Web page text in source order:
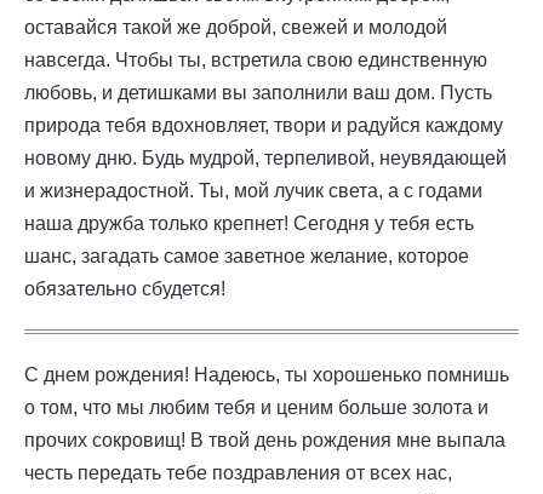
оставайся такой же доброй, свежей и молодой
навсегда. Чтобы ты, встретила свою единственную
любовь, и детишками вы заполнили ваш дом. Пусть
природа тебя вдохновляет, твори и радуйся каждому
новому дню. Будь мудрой, терпеливой, неувядающей
и жизнерадостной. Ты, мой лучик света, а с годами
наша дружба только крепнет! Сегодня у тебя есть
шанс, загадать самое заветное желание, которое
обязательно сбудется!
С днем рождения! Надеюсь, ты хорошенько помнишь
о том, что мы любим тебя и ценим больше золота и
прочих сокровищ! В твой день рождения мне выпала
честь передать тебе поздравления от всех нас,